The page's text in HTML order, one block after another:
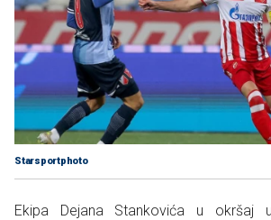
Starsportphoto
Ekipa Dejana Stankovića u okršaj